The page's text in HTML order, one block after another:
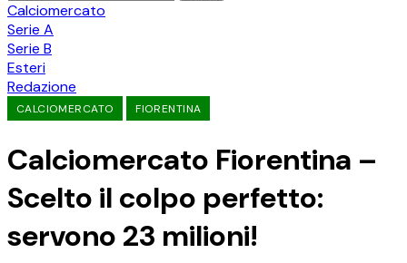
Calciomercato
Serie A
Serie B
Esteri
Redazione
CALCIOMERCATO FIORENTINA
Calciomercato Fiorentina –
Scelto il colpo perfetto:
servono 23 milioni!